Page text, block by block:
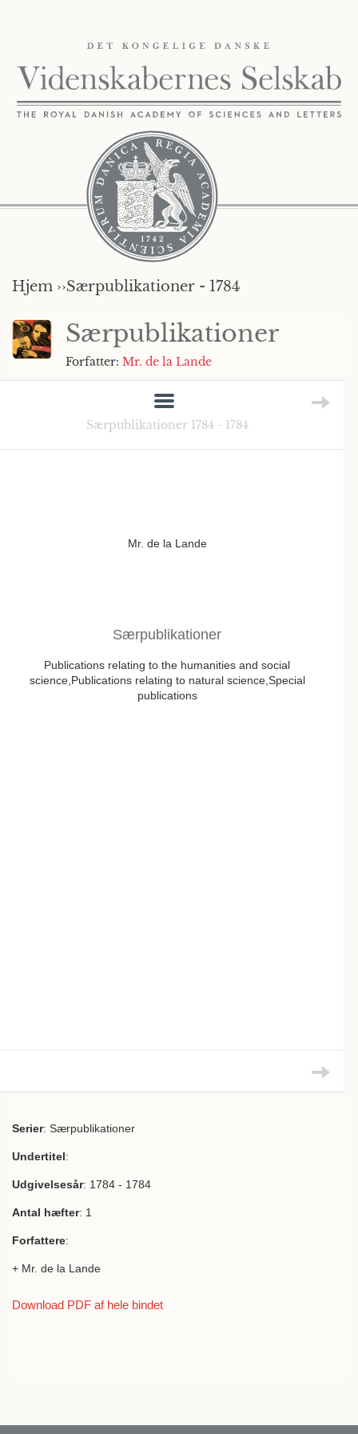
Hjem ››Særpublikationer - 1784
Særpublikationer
Forfatter: Mr. de la Lande
Særpublikationer 1784 - 1784
Mr. de la Lande
Særpublikationer
Publications relating to the humanities and social
science,Publications relating to natural science,Special
publications
Serier: Særpublikationer
Undertitel:
Udgivelsesår: 1784 - 1784
Antal hæfter: 1
Forfattere:
+ Mr. de la Lande
Download PDF af hele bindet